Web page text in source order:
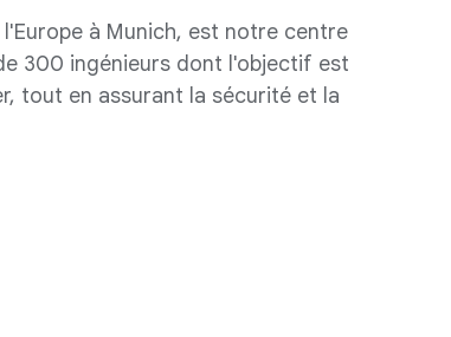
à Munich, est notre centre
300 ingénieurs dont l'objectif est
tout en assurant la sécurité et la